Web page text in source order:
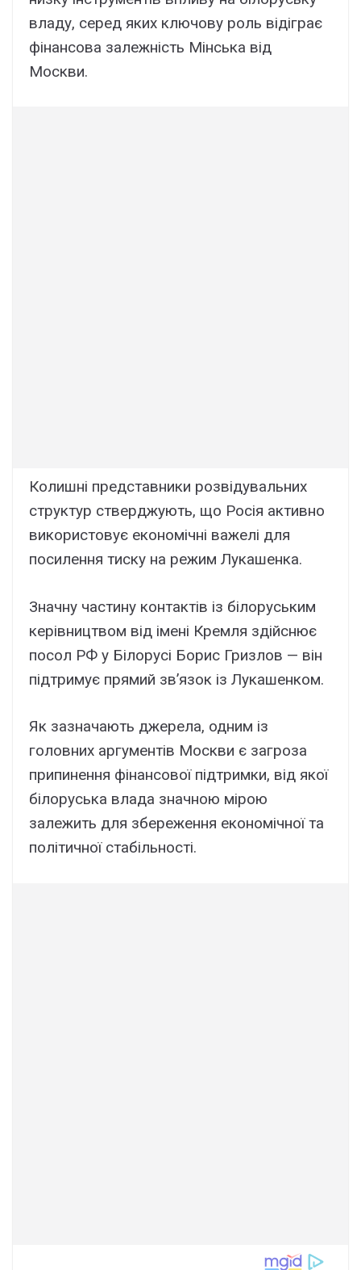
владу, серед яких ключову роль відіграє
фінансова залежність Мінська від
Москви.
Колишні представники розвідувальних
структур стверджують, що Росія активно
використовує економічні важелі для
посилення тиску на режим Лукашенка.
Значну частину контактів із білоруським
керівництвом від імені Кремля здійснює
посол РФ у Білорусі Борис Гризлов — він
підтримує прямий зв’язок із Лукашенком.
Як зазначають джерела, одним із
головних аргументів Москви є загроза
припинення фінансової підтримки, від якої
білоруська влада значною мірою
залежить для збереження економічної та
політичної стабільності.